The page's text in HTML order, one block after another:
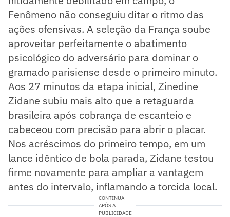
Fenômeno não conseguiu ditar o ritmo das
ações ofensivas. A seleção da França soube
aproveitar perfeitamente o abatimento
psicológico do adversário para dominar o
gramado parisiense desde o primeiro minuto.
Aos 27 minutos da etapa inicial, Zinedine
Zidane subiu mais alto que a retaguarda
brasileira após cobrança de escanteio e
cabeceou com precisão para abrir o placar.
Nos acréscimos do primeiro tempo, em um
lance idêntico de bola parada, Zidane testou
firme novamente para ampliar a vantagem
antes do intervalo, inflamando a torcida local.
CONTINUA
APÓS A
PUBLICIDADE